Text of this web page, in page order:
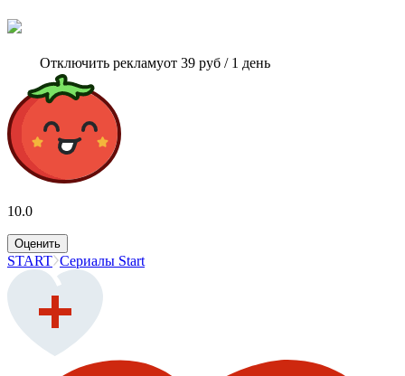
Отключить рекламуот 39 руб / 1 день
10.0
Оценить
START Сериалы Start